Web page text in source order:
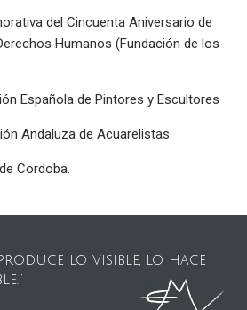
del Cincuenta Aniversario de
Humanos (Fundación de los
Española de Pintores y Escultores
Andaluza de Acuarelistas
Cordoba.
lo visible, lo hace